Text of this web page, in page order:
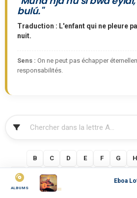
ALBUMS
Eboa Lotin - MYOBE
bulú."
Traduction : L'enfant qui ne pleure
nuit.
Sens : On ne peut pas échapper
responsabilités.
B C D E F G H
M O